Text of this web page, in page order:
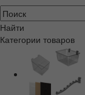
Найти
Категории товаров